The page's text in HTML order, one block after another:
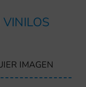
IMAGEN